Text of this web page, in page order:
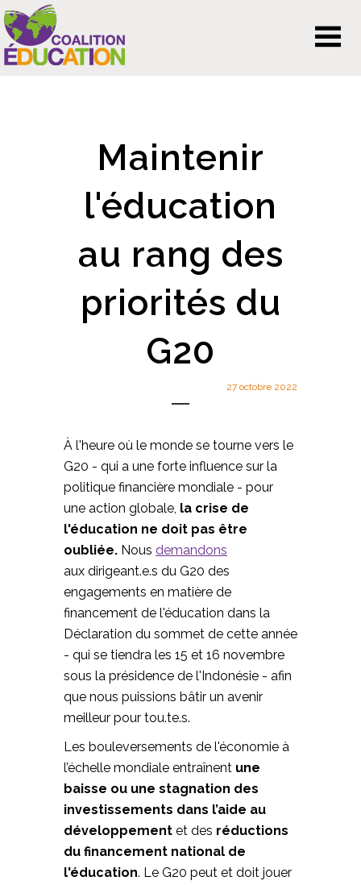
Maintenir
l'éducation
au rang des
priorités du
G20
27 octobre 2022
À l'heure où le monde se tourne vers le
G20 - qui a une forte influence sur la
politique financière mondiale - pour
une action globale, la crise de
l'éducation ne doit pas être
oubliée. Nous demandons
aux dirigeant.e.s du G20 des
engagements en matière de
financement de l'éducation dans la
Déclaration du sommet de cette année
- qui se tiendra les 15 et 16 novembre
sous la présidence de l'Indonésie - afin
que nous puissions bâtir un avenir
meilleur pour tou.te.s.
Les bouleversements de l'économie à
l’échelle mondiale entraînent une
baisse ou une stagnation des
investissements dans l’aide au
développement et des réductions
du financement national de
l'éducation. Le G20 peut et doit jouer